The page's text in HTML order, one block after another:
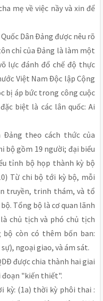
mẹ về việc nầy và xin để
Dân Ðảng được nêu rõ
chỉ của Ðảng là làm một
lực đánh đổ chế độ thực
Việt Nam Ðộc lập Cộng
bị áp bức trong công cuộc
biệt là các lân quốc: Ai
Ðảng theo cách thức của
bộ gồm 19 người; đại biểu
tỉnh bộ họp thành kỳ bộ
Từ chi bộ tới kỳ bộ, mỗi
truyền, trinh thám, và tổ
Tổng bộ là cơ quan lãnh
chủ tịch và phó chủ tịch
còn có thêm bốn ban:
ngoại giao, và ám sát.
được chia thành hai giai
đoạn "kiến thiết".
kỳ: (1a) thời kỳ phôi thai :